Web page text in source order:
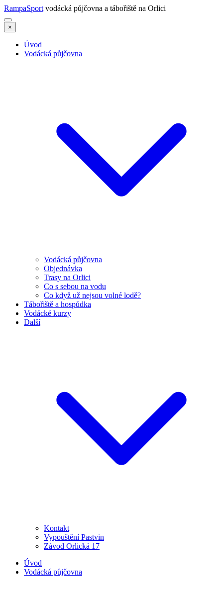
RampaSport vodácká půjčovna a tábořiště na Orlici
×
Úvod
Vodácká půjčovna
Vodácká půjčovna
Objednávka
Trasy na Orlici
Co s sebou na vodu
Co když už nejsou volné lodě?
Tábořiště a hospůdka
Vodácké kurzy
Další
Kontakt
Vypouštění Pastvin
Závod Orlická 17
Úvod
Vodácká půjčovna